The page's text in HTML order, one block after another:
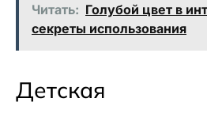
Читать: Голубой цвет в
секреты использования
Детская